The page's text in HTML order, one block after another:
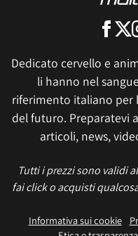
Dedicato cervello e
li hanno nel
riferimento italiano
del futuro. Preparatevi
articoli, news,
Tutti i prezzi sono validi
fai click o acquisti
Informativa sui cookie